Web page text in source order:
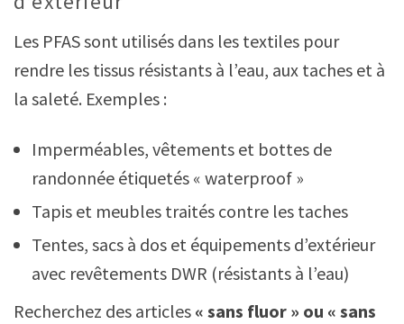
Les PFAS sont utilisés dans les textiles pour
rendre les tissus résistants à l’eau, aux taches et à
la saleté. Exemples :
Imperméables, vêtements et bottes de
randonnée étiquetés « waterproof »
Tapis et meubles traités contre les taches
Tentes, sacs à dos et équipements d’extérieur
avec revêtements DWR (résistants à l’eau)
Recherchez des articles « sans fluor » ou « sans